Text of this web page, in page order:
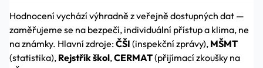
Hodnocení vychází výhradně z veřejně dostupných dat —
zaměřujeme se na bezpečí, individuální přístup a klima, ne
na známky. Hlavní zdroje:ČŠI (inspekční zprávy), MŠMT
(statistika), Rejstřík škol,CERMAT(přijímací zkoušky na